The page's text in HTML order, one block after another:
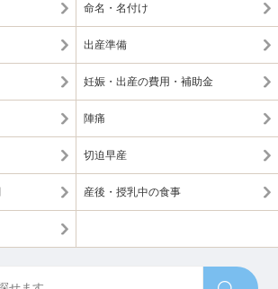
命名・名付け
出産準備
妊娠・出産の費用・補助金
陣痛
切迫早産
産後・授乳中の食事